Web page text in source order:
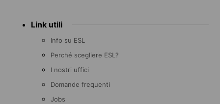
Link utili
Info su ESL
Perché scegliere ESL?
I nostri uffici
Domande frequenti
Jobs